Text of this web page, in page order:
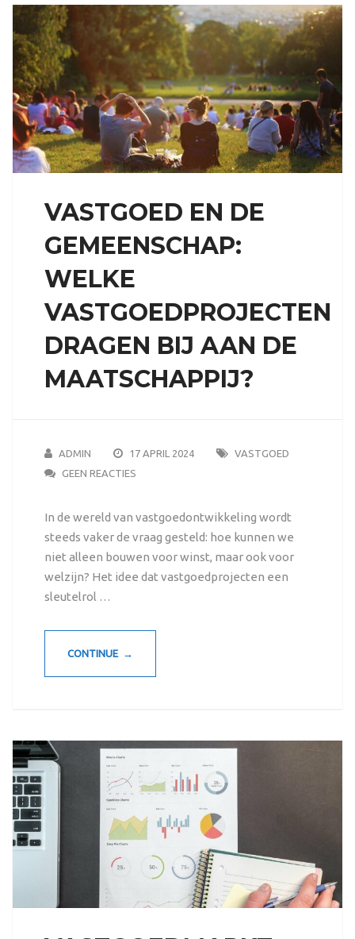
VASTGOED EN DE
GEMEENSCHAP:
WELKE
VASTGOEDPROJECTEN
DRAGEN BIJ AAN DE
MAATSCHAPPIJ?
ADMIN 17 APRIL 2024
VASTGOED
GEEN REACTIES
In de wereld van vastgoedontwikkeling wordt
steeds vaker de vraag gesteld: hoe kunnen we
niet alleen bouwen voor winst, maar ook voor
welzijn? Het idee dat vastgoedprojecten een
sleutelrol …
CONTINUE →